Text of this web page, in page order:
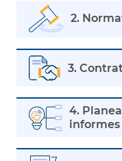
2.
3.
4.
informes